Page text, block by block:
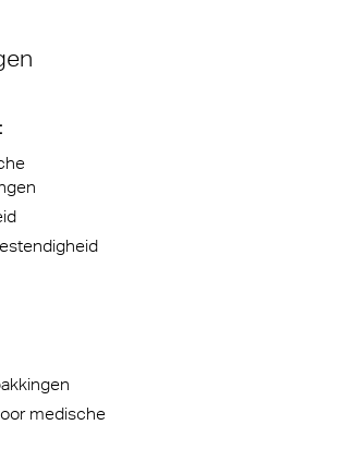
medische